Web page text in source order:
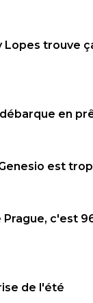
Lopes trouve
débarque en
est
Prague, c'est
de l'été